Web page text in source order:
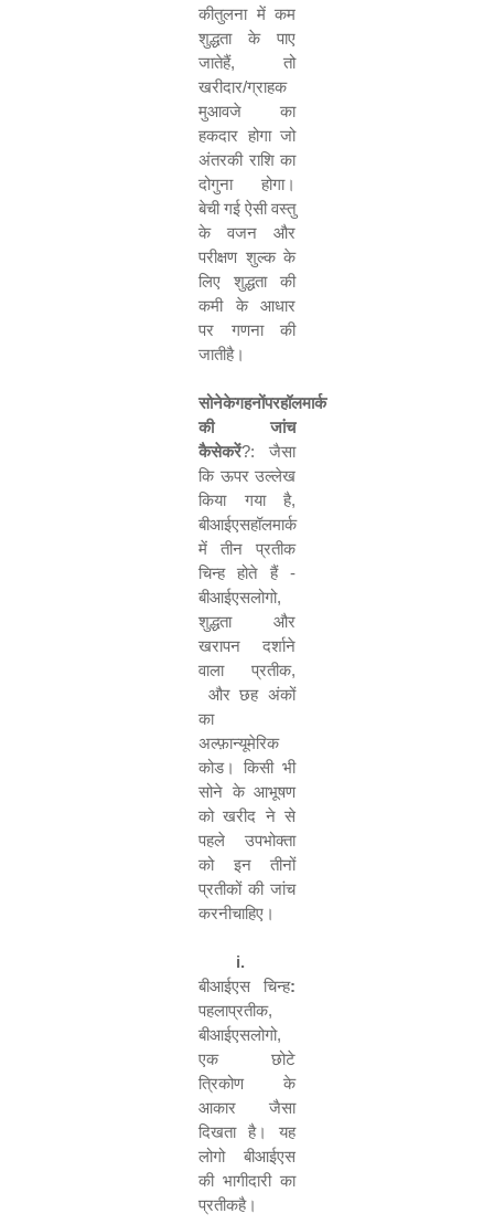
कीतुलना में कम
शुद्धता के पाए
जातेहैं, तो
खरीदार/ग्राहक
मुआवजे का
हकदार होगा जो
अंतरकी राशि का
दोगुना होगा।
बेची गई ऐसी वस्तु
के वजन और
परीक्षण शुल्क के
लिए शुद्धता की
कमी के आधार
पर गणना की
जातीहै।
सोनेकेगहनोंपरहॉलमार्क
की
जांच
कैसेकरें?: जैसा
कि ऊपर उल्लेख
किया गया है,
बीआईएसहॉलमार्क
में तीन प्रतीक
चिन्ह होते हैं-
बीआईएसलोगो,
शुद्धता और
खरापन दर्शाने
वाला प्रतीक,
और छह अंकों
का
अल्फ़ान्यूमेरिक
कोड। किसी भी
सोने के आभूषण
को खरीद ने से
पहले उपभोक्ता
को इन तीनों
प्रतीकों की जांच
करनीचाहिए।
i.
बीआईएस
चिन्ह:
पहलाप्रतीक,
बीआईएसलोगो,
एक छोटे
त्रिकोण के
आकार जैसा
दिखता है। यह
लोगो बीआईएस
की भागीदारी का
प्रतीकहै।